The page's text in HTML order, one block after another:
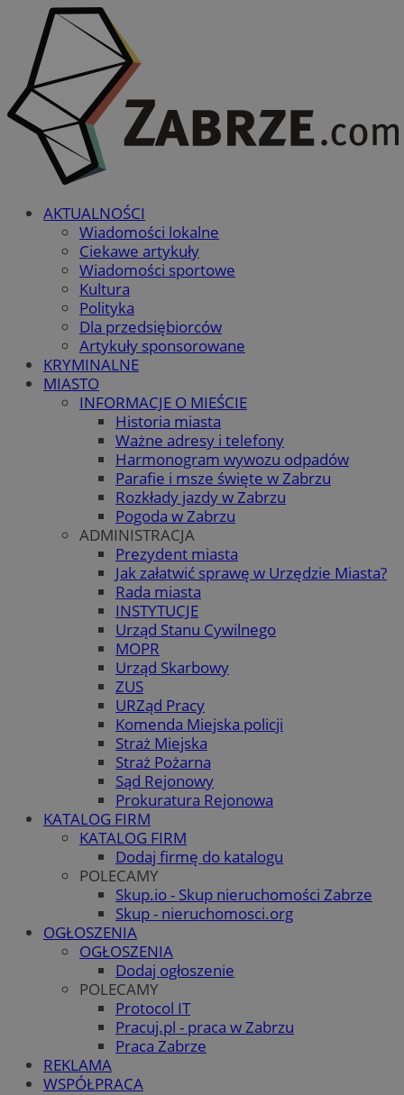
AKTUALNOŚCI
Wiadomości lokalne
Ciekawe artykuły
Wiadomości sportowe
Kultura
Polityka
Dla przedsiębiorców
Artykuły sponsorowane
KRYMINALNE
MIASTO
INFORMACJE O MIEŚCIE
Historia miasta
Ważne adresy i telefony
Harmonogram wywozu odpadów
Parafie i msze święte w Zabrzu
Rozkłady jazdy w Zabrzu
Pogoda w Zabrzu
ADMINISTRACJA
Prezydent miasta
Jak załatwić sprawę w Urzędzie Miasta?
Rada miasta
INSTYTUCJE
Urząd Stanu Cywilnego
MOPR
Urząd Skarbowy
ZUS
URZąd Pracy
Komenda Miejska policji
Straż Miejska
Straż Pożarna
Sąd Rejonowy
Prokuratura Rejonowa
KATALOG FIRM
KATALOG FIRM
Dodaj firmę do katalogu
POLECAMY
Skup.io - Skup nieruchomości Zabrze
Skup - nieruchomosci.org
OGŁOSZENIA
OGŁOSZENIA
Dodaj ogłoszenie
POLECAMY
Protocol IT
Pracuj.pl - praca w Zabrzu
Praca Zabrze
REKLAMA
WSPÓŁPRACA